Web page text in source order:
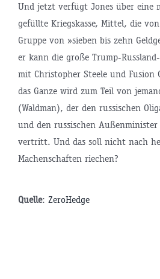
Und jetzt verfügt Jones über eine
gefüllte Kriegskasse, Mittel, die
Gruppe von »sieben bis zehn
er kann die große Trump-
mit Christopher Steele und Fusion
das Ganze wird zum Teil von
(Waldman), der den russischen
und den russischen Außenminister
vertritt. Und das soll nicht nach
Machenschaften riechen?
Quelle: ZeroHedge